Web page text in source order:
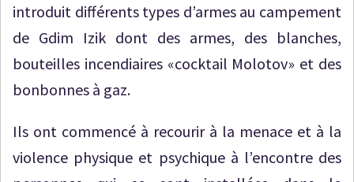
introduit différents types d’armes au campement
de Gdim Izik dont des armes, des blanches,
bouteilles incendiaires «cocktail Molotov» et des
bonbonnes à gaz.
Ils ont commencé à recourir à la menace et à la
violence physique et psychique à l’encontre des